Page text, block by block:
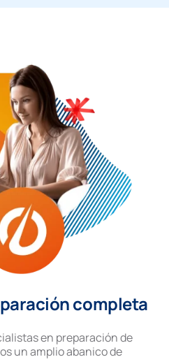
completa
en preparación de
un amplio abanico de